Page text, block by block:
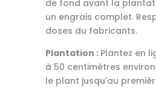
de fond avant la
un engrais complet.
doses du fabricants.
Plantation : Plantez en
à 50 centimètres
le plant jusqu'au